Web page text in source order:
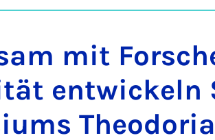
mit
entwickeln